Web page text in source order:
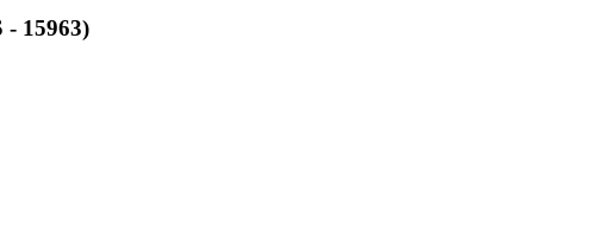
15963)